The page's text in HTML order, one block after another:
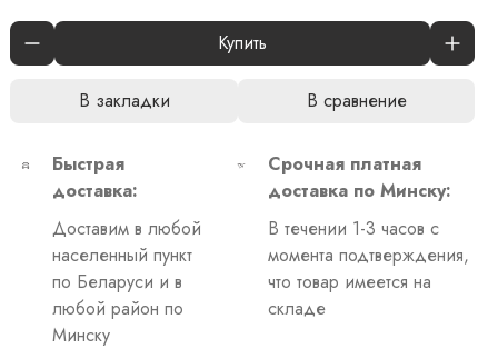
Купить
В закладки В сравнение
Быстрая
доставка:
Доставим в любой
населенный пункт
по Беларуси и в
любой район по
Минску
Срочная платная
доставка по Минску:
В течении 1-3 часов с
момента подтверждения,
что товар имеется на
складе